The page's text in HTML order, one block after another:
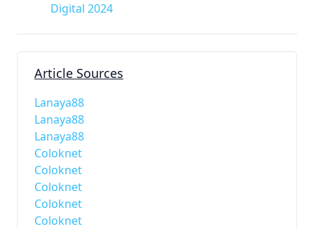
Digital 2024
Article Sources
Lanaya88
Lanaya88
Lanaya88
Coloknet
Coloknet
Coloknet
Coloknet
Coloknet